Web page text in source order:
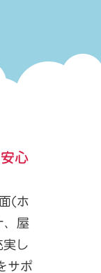
心
(ホ
、屋
実し
サポ